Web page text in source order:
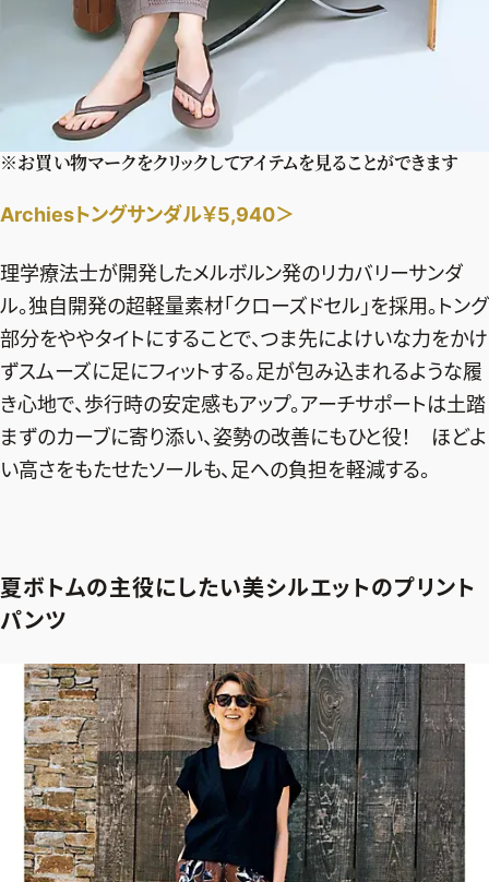
※お買い物マークをクリックしてアイテムを見ることができます
Archiesトングサンダル￥5,940＞
理学療法士が開発したメルボルン発のリカバリーサンダ
ル。独自開発の超軽量素材「クローズドセル」を採用。トング
部分をややタイトにすることで、つま先によけいな力をかけ
ずスムーズに足にフィットする。足が包み込まれるような履
き心地で、歩行時の安定感もアップ。アーチサポートは土踏
まずのカーブに寄り添い、姿勢の改善にもひと役！ ほどよ
い高さをもたせたソールも、足への負担を軽減する。
夏ボトムの主役にしたい美シルエットのプリント
パンツ